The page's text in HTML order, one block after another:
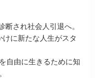
断され社会人引退へ。
に新たな人生がスタ
自由に生きるために知